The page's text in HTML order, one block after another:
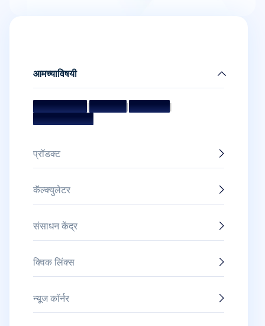
आमच्याविषयी
मिशन आणि व्हिजन|मॅनेजमेंट टीम|संचालक मंडळ|
पुरस्कार आणि सन्मान
प्रॉडक्ट
कॅल्क्युलेटर
संसाधन केंद्र
क्विक लिंक्स
न्यूज कॉर्नर